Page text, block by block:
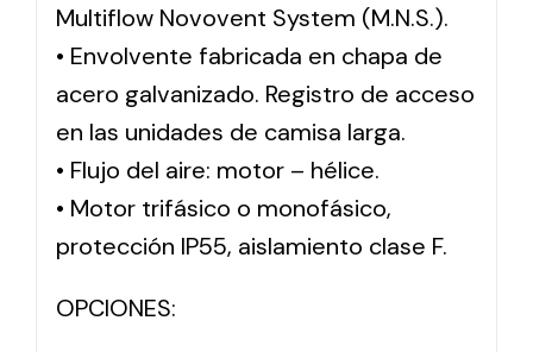
Multiflow Novovent System (M.N.S.).
• Envolvente fabricada en chapa de
acero galvanizado. Registro de acceso
en las unidades de camisa larga.
• Flujo del aire: motor – hélice.
• Motor trifásico o monofásico,
protección IP55, aislamiento clase F.
OPCIONES: